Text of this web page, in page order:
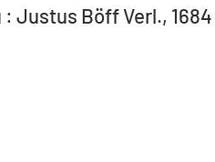
Justus Böff Verl.,